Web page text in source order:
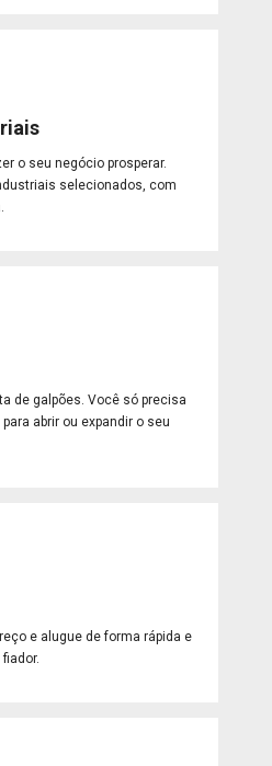
o seu negócio prosperar.
selecionados, com
de galpões. Você só precisa
abrir ou expandir o seu
e alugue de forma rápida e